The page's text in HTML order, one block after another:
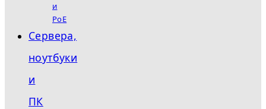
и
PoE
Сервера,
ноутбуки
и
ПК